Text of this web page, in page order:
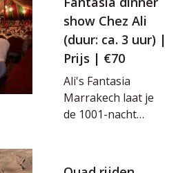
aangekomen
word je
ontvangen voor
de kamelenrit.
Tijdens de rit
krijg je lokale
Sahara kleding
show Chez Ali
(duur: ca. 3 uur) |
Prijs | €70
Ali's Fantasia
Marrakech laat je
de 1001-nacht
dinner show van